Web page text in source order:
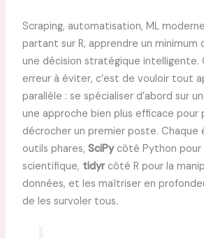
Scraping, automatisation, ML
partant sur R, apprendre un
une décision stratégique intelligente.
erreur à éviter, c’est de vouloir tout
parallèle : se spécialiser d’abord sur
une approche bien plus efficace
décrocher un premier poste. Chaque
outils phares, SciPycôté Python pour
scientifique, tidyrcôté R pour la
données, et les maîtriser en
de les survoler tous.